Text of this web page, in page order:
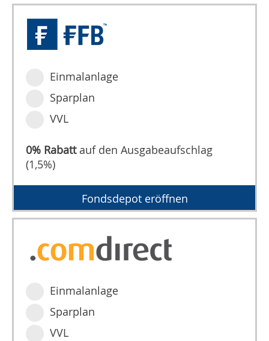
Einmalanlage
Sparplan
VVL
0% Rabattauf den Ausgabeaufschlag
(1,5%)
Fondsdepot eröffnen
Einmalanlage
Sparplan
VVL